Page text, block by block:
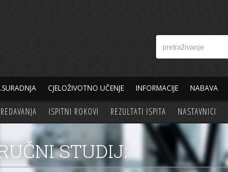
CJELOŽIVOTNO UČENJE INFORMACIJE NABAVA
ISPITNI ROKOVI REZULTATI ISPITA NASTAVNICI
STUDIJ: